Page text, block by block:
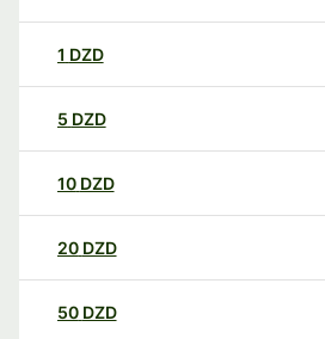
1 DZD
5 DZD
10 DZD
20 DZD
50 DZD